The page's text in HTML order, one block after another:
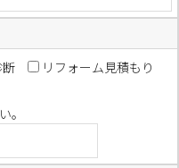
断
リフォーム見積もり
。